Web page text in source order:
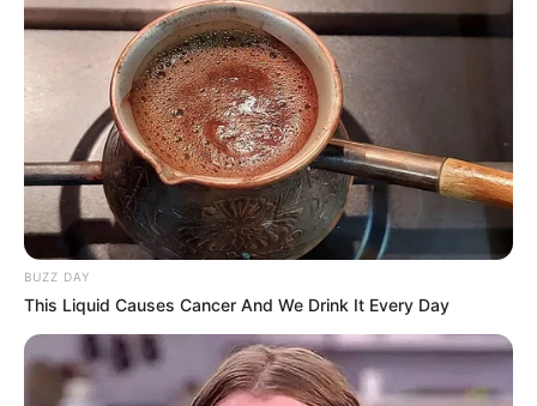
BUZZ DAY
This Liquid Causes Cancer And We Drink It Every Day